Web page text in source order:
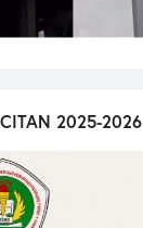
2025-2026